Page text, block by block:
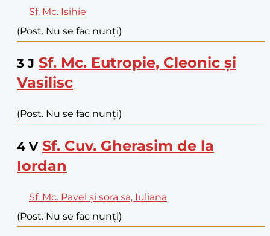
Sf. Mc. Isihie
(Post. Nu se fac nunți)
3 J Sf. Mc. Eutropie, Cleonic și
Vasilisc
(Post. Nu se fac nunți)
4 V Sf. Cuv. Gherasim de la
Iordan
Sf. Mc. Pavel și sora sa, Iuliana
(Post. Nu se fac nunți)